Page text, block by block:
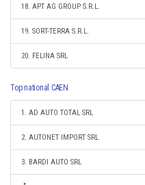
18. APT AG GROUP S.R.L.
19. SORT-TERRA S.R.L.
20. FELINA SRL
Top national CAEN
1. AD AUTO TOTAL SRL
2. AUTONET IMPORT SRL
3. BARDI AUTO SRL